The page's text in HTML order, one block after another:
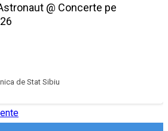
@ Concerte pe
de Stat Sibiu